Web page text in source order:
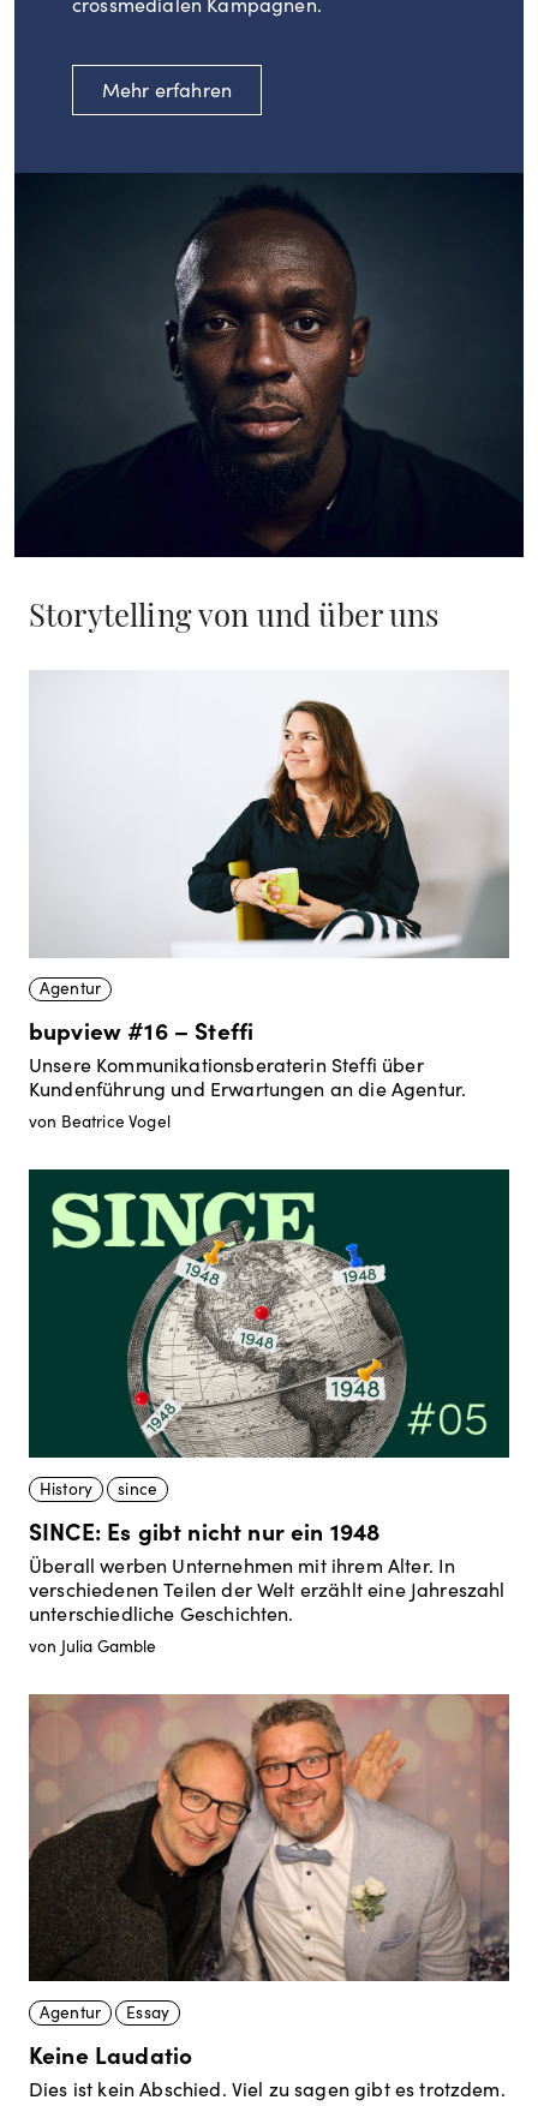
Mehr erfahren
Storytelling von und über uns
Agentur
bupview #16 – Steffi
Unsere Kommunikationsberaterin Steffi über
Kundenführung und Erwartungen an die Agentur.
von Beatrice Vogel
History since
SINCE: Es gibt nicht nur ein 1948
Überall werben Unternehmen mit ihrem Alter. In
verschiedenen Teilen der Welt erzählt eine Jahreszahl
unterschiedliche Geschichten.
von Julia Gamble
Agentur Essay
Keine Laudatio
Dies ist kein Abschied. Viel zu sagen gibt es trotzdem.